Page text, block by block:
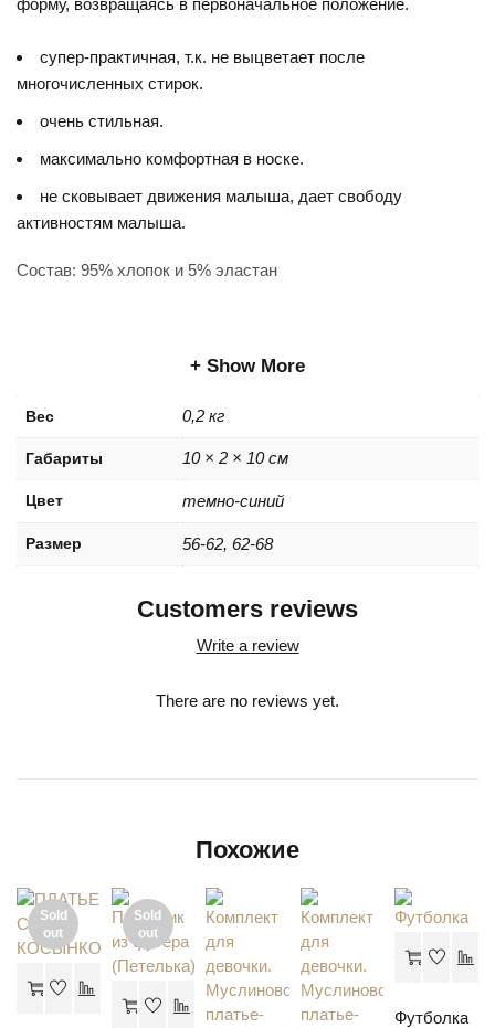
форму, возвращаясь в первоначальное положение.
супер-практичная, т.к. не выцветает после
многочисленных стирок.
очень стильная.
максимально комфортная в носке.
не сковывает движения малыша, дает свободу
активностям малыша.
Состав: 95% хлопок и 5% эластан
Show More
Вес 0,2 кг
Габариты 10 × 2 × 10 см
Цвет темно-синий
Размер 56-62, 62-68
Customers reviews
Write a review
There are no reviews yet.
Похожие
Sold
out
Sold
out
Футболка